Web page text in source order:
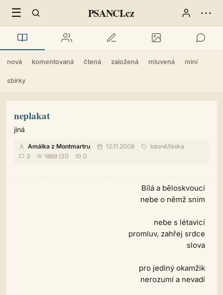
☰ PSANCI.cz ⋯
nová komentovaná čtená založená mluvená mini
sbírky
neplakat
jiná
Amálka z Montmartru 12.11.2008 básně/láska
3
1869 (31) 0
Bílá a běloskvoucí
nebe o němž sním
nebe s létavicí
promluv, zahřej srdce
slova
pro jediný okamžik
nerozumí a nevadí